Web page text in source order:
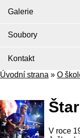
Galerie
Soubory
Kontakt
Úvodní strana » O
V roce